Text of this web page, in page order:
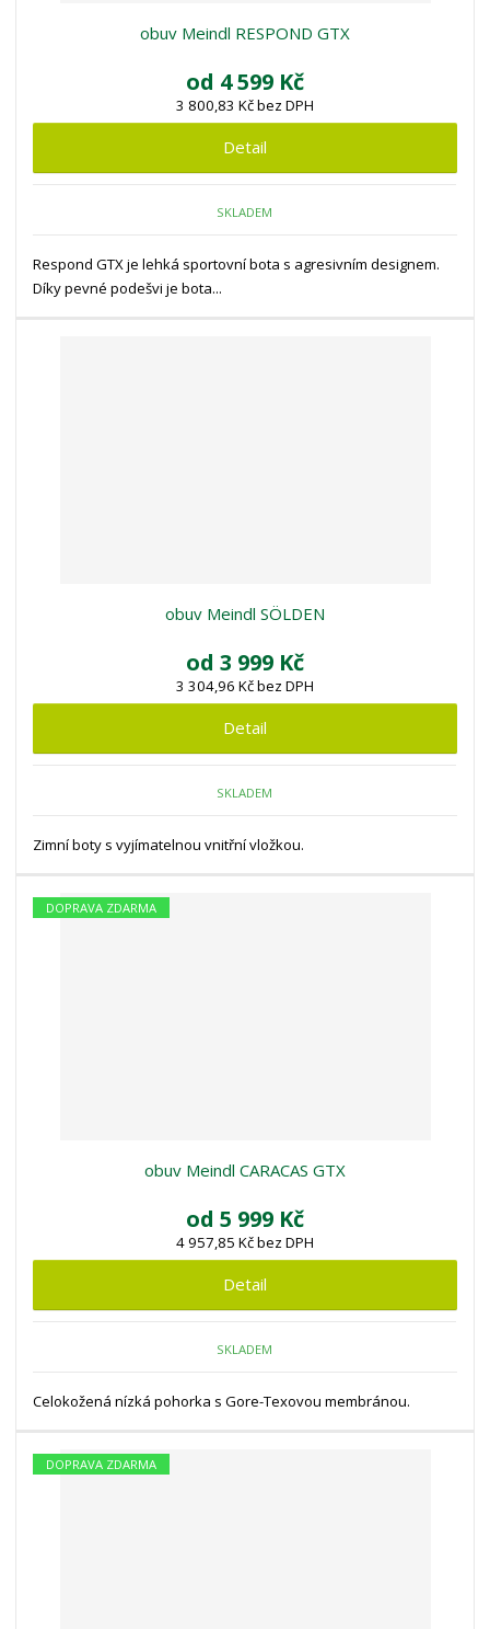
obuv Meindl RESPOND GTX
od 4 599 Kč
3 800,83 Kč bez DPH
Detail
SKLADEM
Respond GTX je lehká sportovní bota s agresivním designem.
Díky pevné podešvi je bota...
obuv Meindl SÖLDEN
od 3 999 Kč
3 304,96 Kč bez DPH
Detail
SKLADEM
Zimní boty s vyjímatelnou vnitřní vložkou.
DOPRAVA ZDARMA
obuv Meindl CARACAS GTX
od 5 999 Kč
4 957,85 Kč bez DPH
Detail
SKLADEM
Celokožená nízká pohorka s Gore-Texovou membránou.
DOPRAVA ZDARMA